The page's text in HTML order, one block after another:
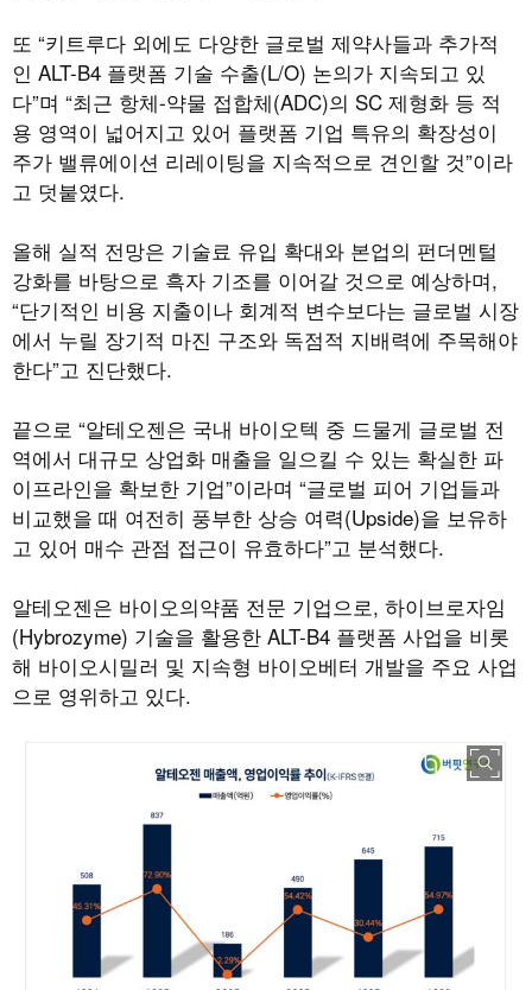
또 “키트루다 외에도 다양한 글로벌 제약사들과 추가적
인 ALT-B4 플랫폼 기술 수출(L/O) 논의가 지속되고 있
다”며 “최근 항체-약물 접합체(ADC)의 SC 제형화 등 적
용 영역이 넓어지고 있어 플랫폼 기업 특유의 확장성이
주가 밸류에이션 리레이팅을 지속적으로 견인할 것”이라
고 덧붙였다.
올해 실적 전망은 기술료 유입 확대와 본업의 펀더멘털
강화를 바탕으로 흑자 기조를 이어갈 것으로 예상하며,
“단기적인 비용 지출이나 회계적 변수보다는 글로벌 시장
에서 누릴 장기적 마진 구조와 독점적 지배력에 주목해야
한다”고 진단했다.
끝으로 “알테오젠은 국내 바이오텍 중 드물게 글로벌 전
역에서 대규모 상업화 매출을 일으킬 수 있는 확실한 파
이프라인을 확보한 기업”이라며 “글로벌 피어 기업들과
비교했을 때 여전히 풍부한 상승 여력(Upside)을 보유하
고 있어 매수 관점 접근이 유효하다”고 분석했다.
알테오젠은 바이오의약품 전문 기업으로, 하이브로자임
(Hybrozyme) 기술을 활용한 ALT-B4 플랫폼 사업을 비롯
해 바이오시밀러 및 지속형 바이오베터 개발을 주요 사업
으로 영위하고 있다.